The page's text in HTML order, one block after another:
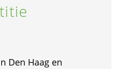
Den Haag en